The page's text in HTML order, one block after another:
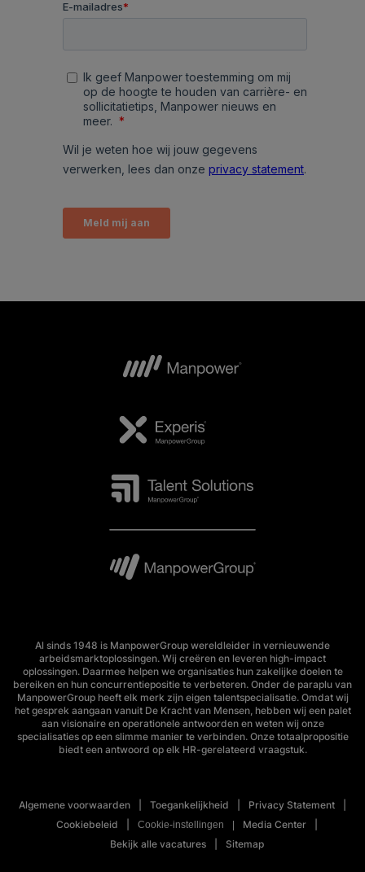
Al sinds 1948 is ManpowerGroup wereldleider in vernieuwende
arbeidsmarktoplossingen. Wij creëren en leveren high-impact
oplossingen. Daarmee helpen we organisaties hun zakelijke doelen te
bereiken en hun concurrentiepositie te verbeteren. Onder de paraplu van
ManpowerGroup heeft elk merk zijn eigen talentspecialisatie. Omdat wij
het gesprek aangaan vanuit De Kracht van Mensen, hebben wij een palet
aan visionaire en operationele antwoorden en weten wij onze
specialisaties op een slimme manier te verbinden. Onze totaalpropositie
biedt een antwoord op elk HR-gerelateerd vraagstuk.
Algemene voorwaarden Toegankelijkheid
Privacy Statement
Cookiebeleid
Cookie-instellingen
Media Center
Bekijk alle vacatures
Sitemap